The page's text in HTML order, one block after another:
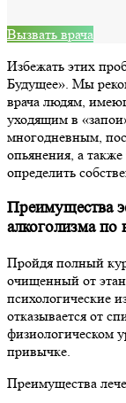
Вызвать врача
Избежать этих
Будущее». Мы
врача людям,
уходящим в
многодневным,
опьянения, а
определить
Преимущества
алкоголизма по
Пройдя полный
очищенный от
психологические
отказывается от
физиологическом
привычке.
Преимущества